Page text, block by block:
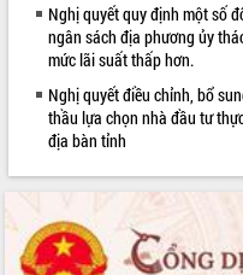
Nghị quyết quy định một số
ngân sách địa phương ủy
mức lãi suất thấp hơn.
Nghị quyết điều chỉnh, bổ
thầu lựa chọn nhà đầu tư
địa bàn tỉnh